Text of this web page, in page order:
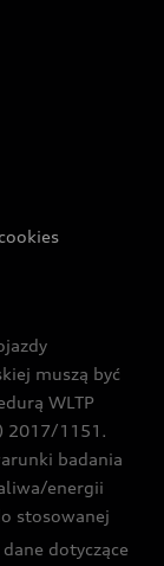
w
muszą być
WLTP
2017/1151.
badania
energii
stosowanej
dotyczące